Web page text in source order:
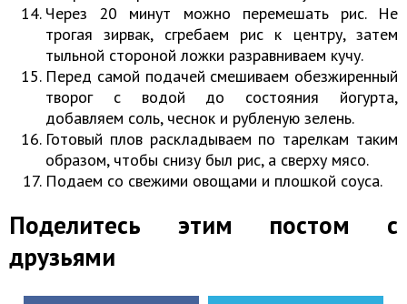
Через 20 минут можно перемешать рис. Не
трогая зирвак, сгребаем рис к центру, затем
тыльной стороной ложки разравниваем кучу.
Перед самой подачей смешиваем обезжиренный
творог с водой до состояния йогурта,
добавляем соль, чеснок и рубленую зелень.
Готовый плов раскладываем по тарелкам таким
образом, чтобы снизу был рис, а сверху мясо.
Подаем со свежими овощами и плошкой соуса.
Поделитесь этим постом с
друзьями